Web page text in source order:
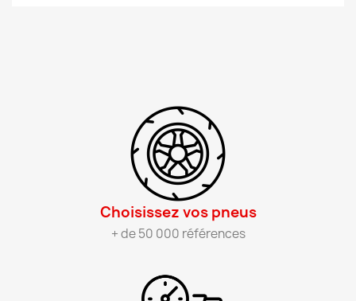
Choisissez vos pneus​
+ de 50 000 références